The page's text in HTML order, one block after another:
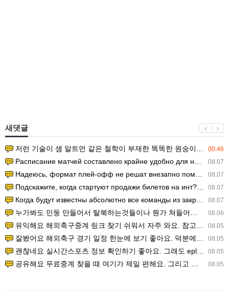
새댓글
00:46
저런 기술이 샘 알트먼 같은 철학이 부재한 똑똑한 원숭이에게 있다는게 문제.
08.07
Расписание матчей составлено крайне удобно для нашего часово…
08.07
Надеюсь, формат плей-офф не решат внезапно поменять. https:/…
08.07
Подскажите, когда стартуют продажи билетов на инт? https://g…
08.07
Когда будут известны абсолютно все команды из закрытых квали…
08.06
누가봐도 민둥 만들어서 탈북하는것들이나 뭔가 쳐들어오는 낌새를 미리 알아차리기 위함이지 저걸 전쟁준비라고 하…
08.05
유익해요 해외축구중계 링크 찾기 쉬워서 자주 와요. 참고로 무료스포츠중계 정보 확인할 때 출처 꼭 체크해요.…
08.05
잘봤어요 해외축구 경기 일정 한눈에 보기 좋아요. 덕분에 epl중계 볼 때 공식 중계 채널 먼저 찾아봐요. …
08.05
괜찮네요 실시간스포츠 정보 확인하기 좋아요. 그래도 epl중계 볼 때 공식 중계 채널 먼저 찾아봐요. 북마크…
08.05
공유해요 무료중계 찾을 때 여기가 제일 편해요. 그리고 무료스포츠중계 정보 확인할 때 출처 꼭 체크해요. 앞…